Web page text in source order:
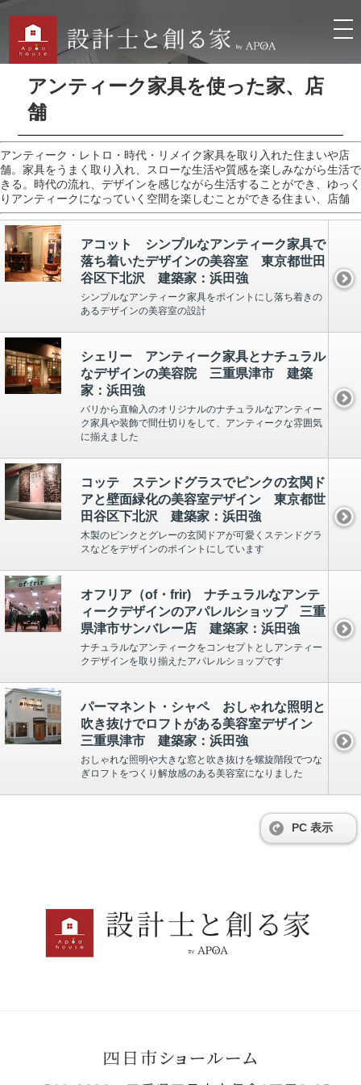
アンティーク家具を使った家、店
舗
アンティーク・レトロ・時代・リメイク家具を取り入れた住まいや店
舗。家具をうまく取り入れ、スローな生活や質感を楽しみながら生活で
きる。時代の流れ、デザインを感じながら生活することができ、ゆっく
りアンティークになっていく空間を楽しむことができる住まい、店舗
アコット シンプルなアンティーク家具で
落ち着いたデザインの美容室 東京都世田
谷区下北沢 建築家：浜田強
シンプルなアンティーク家具をポイントにし落ち着きの
あるデザインの美容室の設計
シェリー アンティーク家具とナチュラル
なデザインの美容院 三重県津市 建築
家：浜田強
バリから直輸入のオリジナルのナチュラルなアンティー
ク家具や装飾で間仕切りをして、アンティークな雰囲気
に揃えました
コッテ ステンドグラスでピンクの玄関ド
アと壁面緑化の美容室デザイン 東京都世
田谷区下北沢 建築家：浜田強
木製のピンクとグレーの玄関ドアが可愛くステンドグラ
スなどをデザインのポイントにしています
オフリア（of・frir) ナチュラルなアンテ
ィークデザインのアパレルショップ 三重
県津市サンバレー店 建築家：浜田強
ナチュラルなアンティークをコンセプトとしアンティー
クデザインを取り揃えたアパレルショップです
パーマネント・シャペ おしゃれな照明と
吹き抜けでロフトがある美容室デザイン
三重県津市 建築家：浜田強
おしゃれな照明や大きな窓と吹き抜けを螺旋階段でつな
ぎロフトをつくり解放感のある美容室になりました
PC 表示